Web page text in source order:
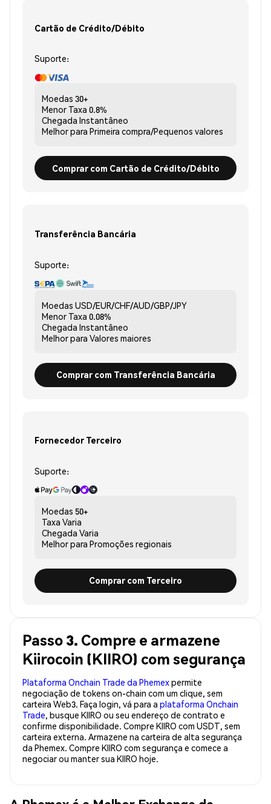
Cartão de Crédito/Débito
Suporte:
Moedas 30+
Menor Taxa 0.8%
Chegada Instantâneo
Melhor para Primeira compra/Pequenos valores
Comprar com Cartão de Crédito/Débito
Transferência Bancária
Suporte:
Moedas USD/EUR/CHF/AUD/GBP/JPY
Menor Taxa 0.08%
Chegada Instantâneo
Melhor para Valores maiores
Comprar com Transferência Bancária
Fornecedor Terceiro
Suporte:
Moedas 50+
Taxa Varia
Chegada Varia
Melhor para Promoções regionais
Comprar com Terceiro
Passo 3. Compre e armazene
Kiirocoin (KIIRO) com segurança
Plataforma Onchain Trade da Phemexpermite
negociação de tokens on-chain com um clique, sem
carteira Web3. Faça login, vá para a plataforma Onchain
Trade, busque KIIRO ou seu endereço de contrato e
confirme disponibilidade. Compre KIIRO com USDT, sem
carteira externa. Armazene na carteira de alta segurança
da Phemex. Compre KIIRO com segurança e comece a
negociar ou manter sua KIIRO hoje.